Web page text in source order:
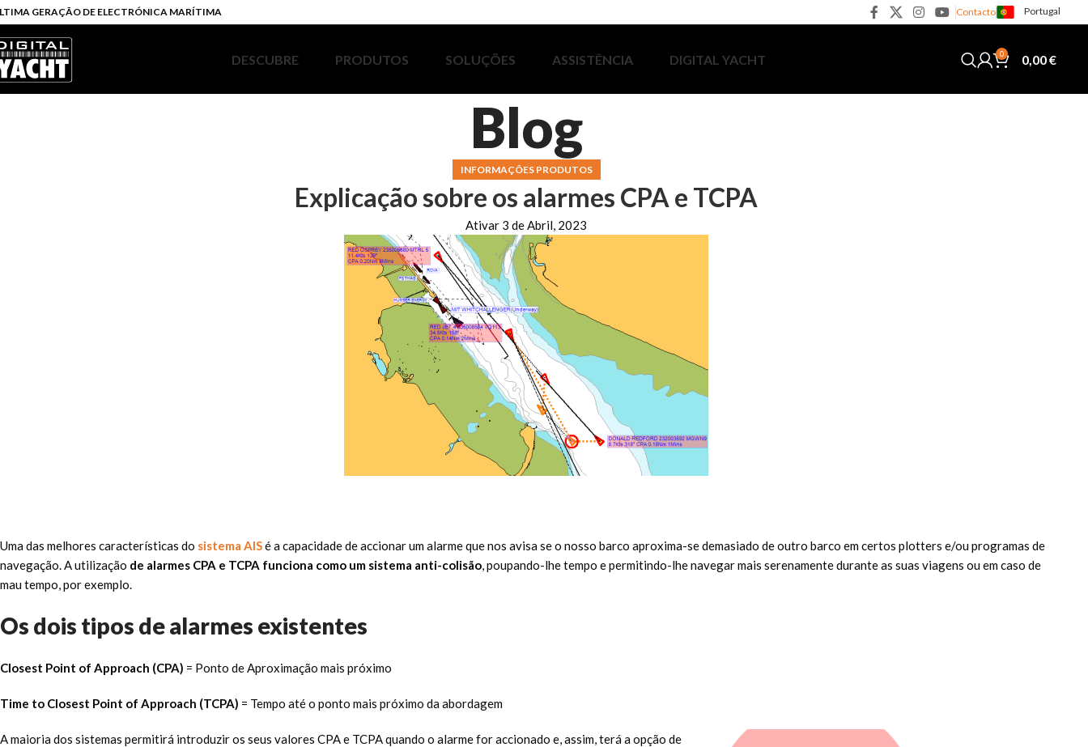
GERAÇÃO DE ELECTRÓNICA MARÍTIMA Contacto Portugal
DESCUBRE PRODUTOS SOLUÇÕES ASSISTÊNCIA DIGITAL YACHT 0 0,00€
Blog
INFORMAÇÕES PRODUTOS
Explicação sobre os alarmes CPA e TCPA
Ativar 3 de Abril, 2023
Uma das melhores características do sistema AISé a capacidade de accionar um alarme que nos avisa se o nosso barco aproxima-se demasiado de outro barco em certos plotters e/ou programas de
navegação. A utilização de alarmes CPA e TCPA funciona como um sistema anti-colisão, poupando-lhe tempo e permitindo-lhe navegar mais serenamente durante as suas viagens ou em caso de
mau tempo, por exemplo.
Os dois tipos de alarmes existentes
Closest Point of Approach (CPA) = Ponto de Aproximação mais próximo
Time to Closest Point of Approach (TCPA) = Tempo até o ponto mais próximo da abordagem
A maioria dos sistemas permitirá introduzir os seus valores CPA e TCPA quando o alarme for accionado e, assim, terá a opção de